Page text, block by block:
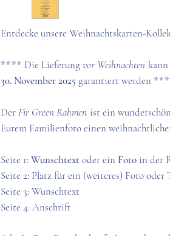
Entdecke unsere Weihnachtskarten-
**** Die Lieferungvor Weihnachten
30. November 2025 garantiert werden
DerFir Green Rahmen ist ein
Eurem Familienfoto einen
Seite 1:Wunschtext oder ein Foto in der
Seite 2: Platz für ein (weiteres) Foto oder
Seite 3: Wunschtext
Seite 4: Anschrift